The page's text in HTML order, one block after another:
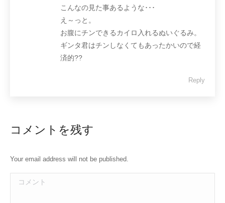
こんなの見た事あるような･･･
え～っと。
お腹にチンできるカイロ入れるぬいぐるみ。
ギンタ君はチンしなくてもあったかいので経
済的??
Reply
コメントを残す
Your email address will not be published.
コメント